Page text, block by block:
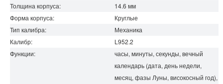
Толщина корпуса:
14.6 мм
Форма корпуса:
Круглые
Тип калибра:
Механика
Калибр:
L952.2
Функции:
часы, минуты, секунды, вечный
календарь (дата, день недели,
месяц, фазы Луны, високосный год),